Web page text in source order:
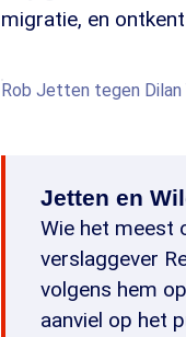
migratie, en
Rob Jetten tegen Dilan
Jetten en
Wie het meest
verslaggever
volgens hem
aanviel op het